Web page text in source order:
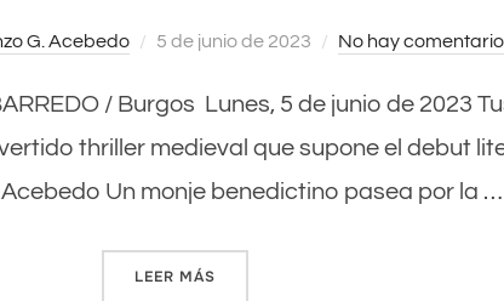
G. Acebedo
Publicado
5 de junio de 2023 No hay
/ Burgos Lunes, 5 de junio de 2023
thriller medieval que supone el debut
Un monje benedictino pasea por la …
LEER MÁS